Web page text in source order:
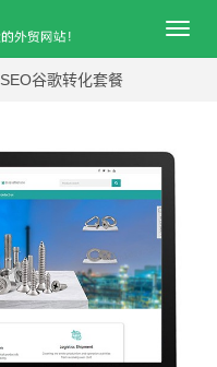
导
SEO谷歌转化套餐